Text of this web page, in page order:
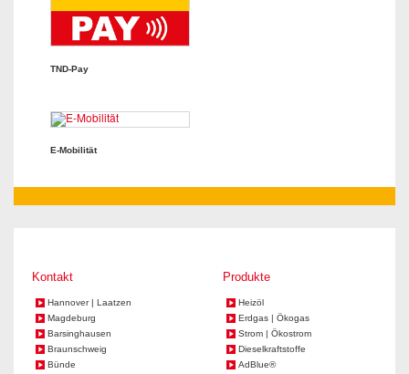
TND-Pay
E-Mobilität
Kontakt
Hannover | Laatzen
Magdeburg
Barsinghausen
Braunschweig
Bünde
Produkte
Heizöl
Erdgas | Ökogas
Strom | Ökostrom
Dieselkraftstoffe
AdBlue®